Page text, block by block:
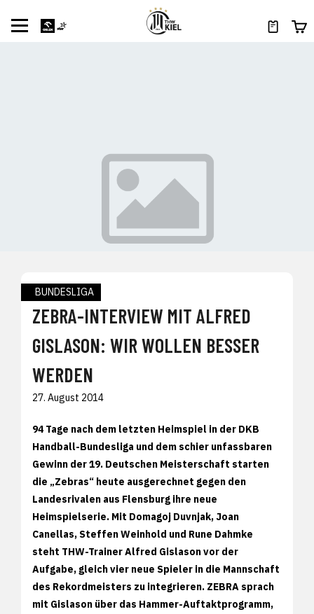
BUNDESLIGA
ZEBRA-INTERVIEW MIT ALFRED
GISLASON: WIR WOLLEN BESSER
WERDEN
27. August 2014
94 Tage nach dem letzten Heimspiel in der DKB
Handball-Bundesliga und dem schier unfassbaren
Gewinn der 19. Deutschen Meisterschaft starten
die „Zebras“ heute ausgerechnet gegen den
Landesrivalen aus Flensburg ihre neue
Heimspielserie. Mit Domagoj Duvnjak, Joan
Canellas, Steffen Weinhold und Rune Dahmke
steht THW-Trainer Alfred Gislason vor der
Aufgabe, gleich vier neue Spieler in die Mannschaft
des Rekordmeisters zu integrieren. ZEBRA sprach
mit Gislason über das Hammer-Auftaktprogramm,